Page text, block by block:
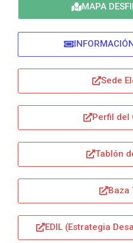
MAPA
Sede
Perfil del
Tablón
Baza
EDIL (Estrategia